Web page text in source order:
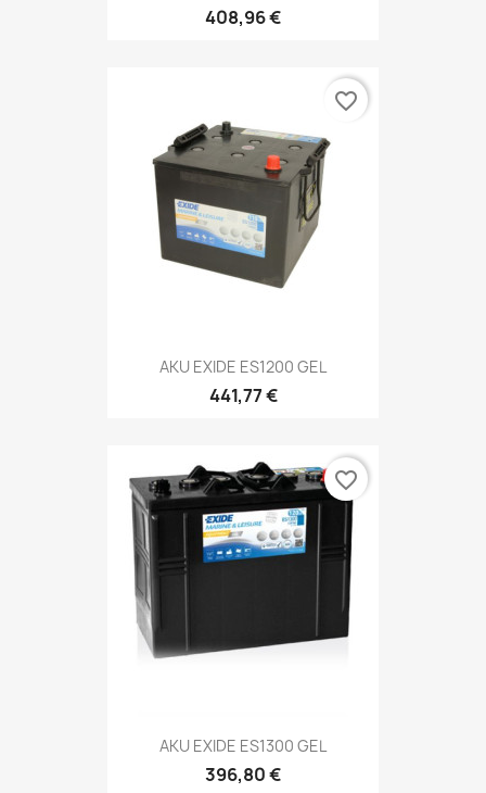
408,96 €
AKU EXIDE ES1200 GEL
441,77 €
favorite_border
AKU EXIDE ES1300 GEL
396,80 €
favorite_border